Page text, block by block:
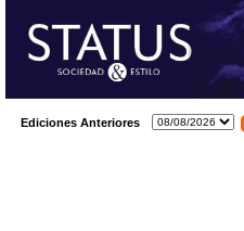
Ediciones Anteriores